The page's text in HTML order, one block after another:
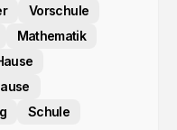
Vorschule
Mathematik
Schule